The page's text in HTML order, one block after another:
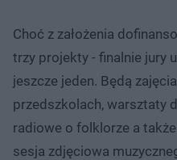
Choć z założenia
trzy projekty - finalnie jury
jeszcze jeden. Będą
przedszkolach, warsztaty
radiowe o folklorze a
sesja zdjęciowa